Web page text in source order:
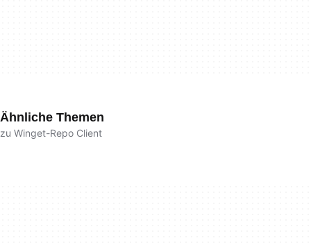
Ähnliche Themen
zu Winget-Repo Client